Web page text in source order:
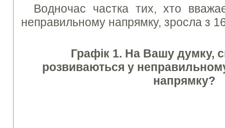
Водночас частка тих, хто
неправильному напрямку, зросла з
Графік 1. На Вашу думку,
розвиваються у
напрямку?